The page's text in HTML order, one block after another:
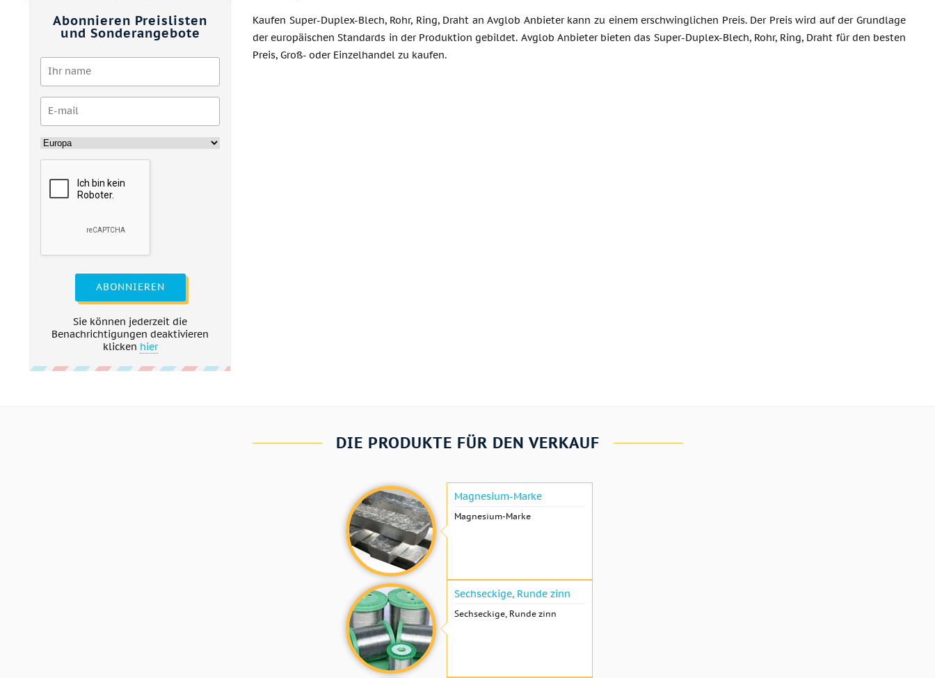
Abonnieren Preislisten
und Sonderangebote
ABONNIEREN
Sie können jederzeit die
Benachrichtigungen deaktivieren
klicken hier
Kaufen Super-Duplex-Blech, Rohr, Ring, Draht an Avglob Anbieter kann zu einem erschwinglichen Preis. Der Preis wird auf der Grundlage
der europäischen Standards in der Produktion gebildet. Avglob Anbieter bieten das Super-Duplex-Blech, Rohr, Ring, Draht für den besten
Preis, Groß- oder Einzelhandel zu kaufen.
DIE PRODUKTE FÜR DEN VERKAUF
Magnesium-Marke
Magnesium-Marke
Sechseckige, Runde zinn
Sechseckige, Runde zinn